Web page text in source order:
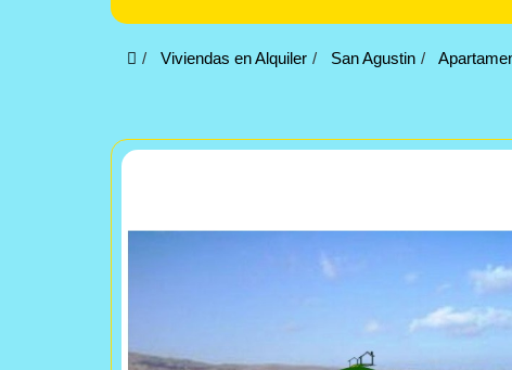
Viviendas en Alquiler San Agustin